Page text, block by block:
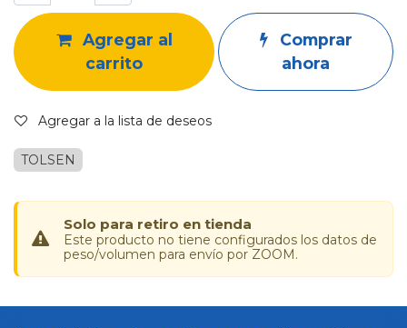
Agregar al
carrito
Comprar
ahora
Agregar a la lista de deseos
TOLSEN
Solo para retiro en tienda
Este producto no tiene configurados los datos de
peso/volumen para envío por ZOOM.